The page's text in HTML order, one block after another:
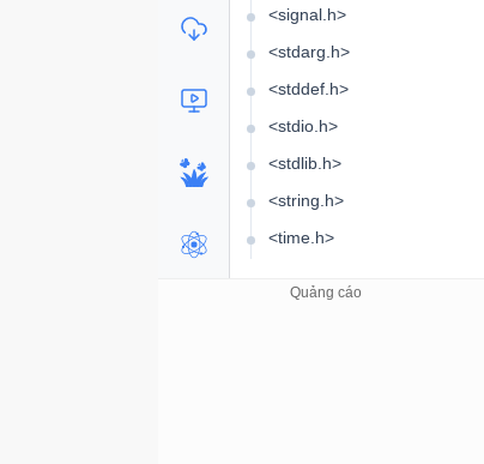
<signal.h>
<stdarg.h>
<stddef.h>
<stdio.h>
<stdlib.h>
<string.h>
<time.h>